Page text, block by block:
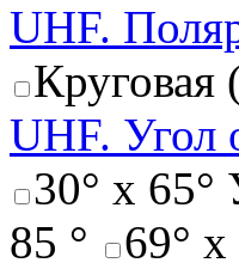
UHF.
Круговая
UHF. Угол
30° x 65°
85 °
69° x